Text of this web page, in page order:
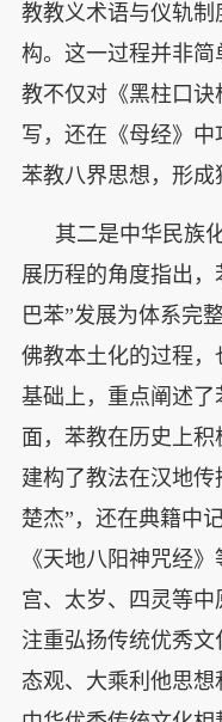
教教义术语与仪轨
构。这一过程并非
教不仅对《黑柱口
写，还在《母经》
苯教八界思想，形成
其二是中华民族
展历程的角度指出，
巴苯”发展为体系完
佛教本土化的过程，
基础上，重点阐述
面，苯教在历史上
建构了教法在汉地
楚杰”，还在典籍中
《天地八阳神咒经
宫、太岁、四灵等
注重弘扬传统优秀
态观、大乘利他思